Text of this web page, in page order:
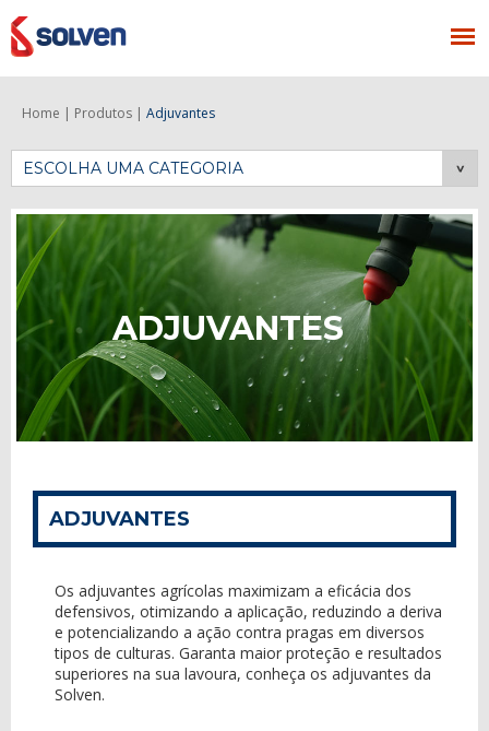
Home | Produtos | Adjuvantes
ESCOLHA UMA CATEGORIA
ADJUVANTES
ADJUVANTES
Os adjuvantes agrícolas maximizam a eficácia dos
defensivos, otimizando a aplicação, reduzindo a deriva
e potencializando a ação contra pragas em diversos
tipos de culturas. Garanta maior proteção e resultados
superiores na sua lavoura, conheça os adjuvantes da
Solven.